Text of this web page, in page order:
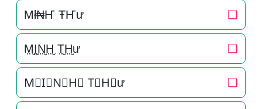
Mł₦Ҥ ŦҤư ❏
M̤̮I̤̮N̤̮H̤̮ T̤̮H̤̮ư ❏
M⃘I⃘N⃘H⃘ T⃘H⃘ư ❏